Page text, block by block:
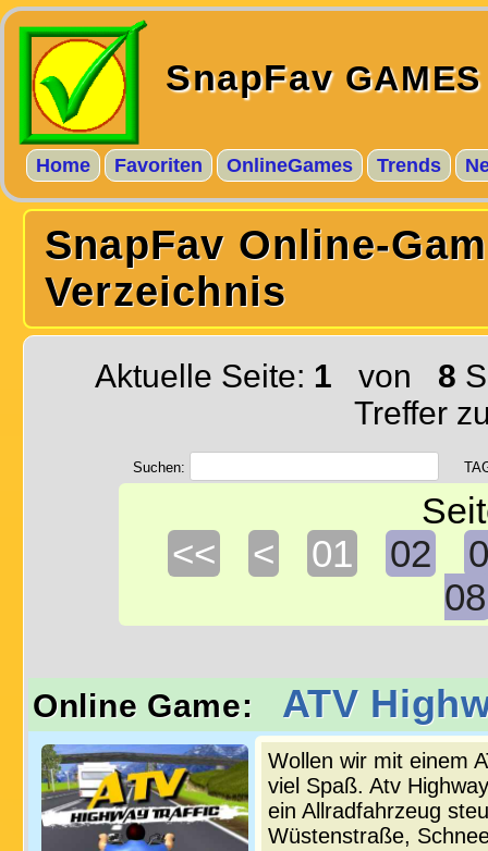
SnapFavGAMES
Home Favoriten OnlineGames Trends
SnapFav Online-
Verzeichnis
Aktuelle Seite: 1 von 8
Treffer
Suchen:
<< < 01 02
08
Online Game: ATV
Wollen wir mit einem
viel Spaß. Atv
ein Allradfahrzeug
Wüstenstraße,